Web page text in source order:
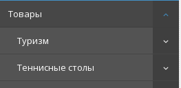
Товары
Туризм
Теннисные столы